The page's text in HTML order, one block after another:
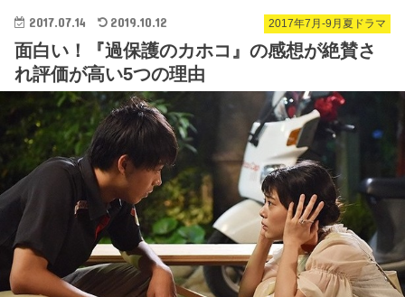
2017年7月-9月夏ドラマ
2017.07.14 2019.10.12
面白い！『過保護のカホコ』の感想が絶賛さ
れ評価が高い5つの理由